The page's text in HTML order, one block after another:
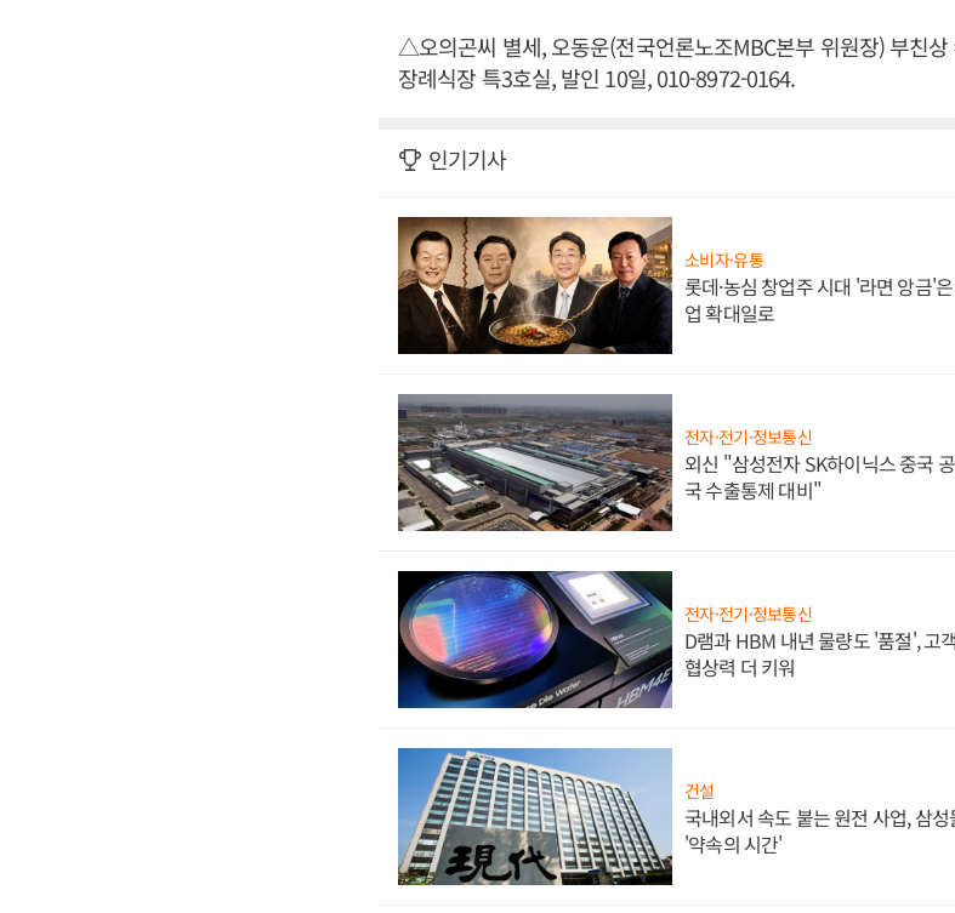
△오의곤씨 별세, 오동운(전국언론노조MBC본부 위원장) 부친
장례식장 특3호실, 발인 10일, 010-8972-0164.
인기기사
소비자·유통
롯데·농심 창업주 시대 '라면 앙금'
업 확대일로
전자·전기·정보통신
외신 "삼성전자 SK하이닉스 중국
국 수출통제 대비"
전자·전기·정보통신
D램과 HBM 내년 물량도 '품절', 고
협상력 더 키워
건설
국내외서 속도 붙는 원전 사업, 삼
'약속의 시간'